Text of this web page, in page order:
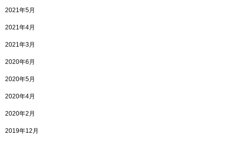
2021年5月
2021年4月
2021年3月
2020年6月
2020年5月
2020年4月
2020年2月
2019年12月